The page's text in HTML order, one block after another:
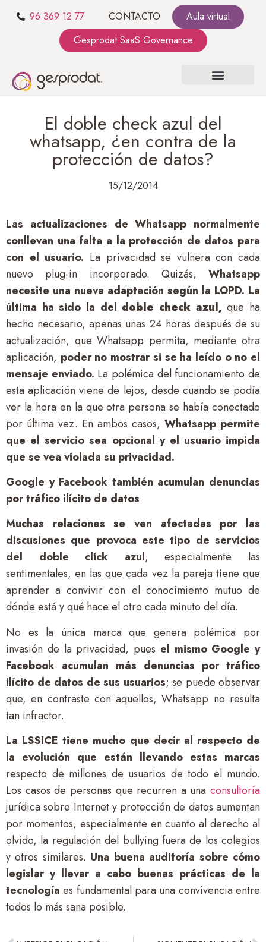
96 369 12 77 CONTACTO
Aula virtual
Gesprodat SaaS Governance
El doble check azul del
whatsapp, ¿en contra de la
protección de datos?
15/12/2014
Las actualizaciones de Whatsapp normalmente
conllevan una falta a la protección de datos para
con el usuario. La privacidad se vulnera con cada
nuevo plug-in incorporado. Quizás, Whatsapp
necesite una nueva adaptación según la LOPD. La
última ha sido la del doble check azul, que ha
hecho necesario, apenas unas 24 horas después de su
actualización, que Whatsapp permita, mediante otra
aplicación, poder no mostrar si se ha leído o no el
mensaje enviado. La polémica del funcionamiento de
esta aplicación viene de lejos, desde cuando se podía
ver la hora en la que otra persona se había conectado
por última vez. En ambos casos, Whatsapp permite
que el servicio sea opcional y el usuario impida
que se vea violada su privacidad.
Google y Facebook también acumulan denuncias
por tráfico ilícito de datos
Muchas relaciones se ven afectadas por las
discusiones que provoca este tipo de servicios
del doble click azul, especialmente las
sentimentales, en las que cada vez la pareja tiene que
aprender a convivir con el conocimiento mutuo de
dónde está y qué hace el otro cada minuto del día.
No es la única marca que genera polémica por
invasión de la privacidad, pues el mismo Google y
Facebook acumulan más denuncias por tráfico
ilícito de datos de sus usuarios; se puede observar
que, en contraste con aquellos, Whatsapp no resulta
tan infractor.
La LSSICE tiene mucho que decir al respecto de
la evolución que están llevando estas marcas
respecto de millones de usuarios de todo el mundo.
Los casos de personas que recurren a una consultoría
jurídica sobre Internet y protección de datos aumentan
por momentos, especialmente en cuanto al derecho al
olvido, la regulación del bullying fuera de los colegios
y otros similares. Una buena auditoría sobre cómo
legislar y llevar a cabo buenas prácticas de la
tecnología es fundamental para una convivencia entre
todos lo más sana posible.